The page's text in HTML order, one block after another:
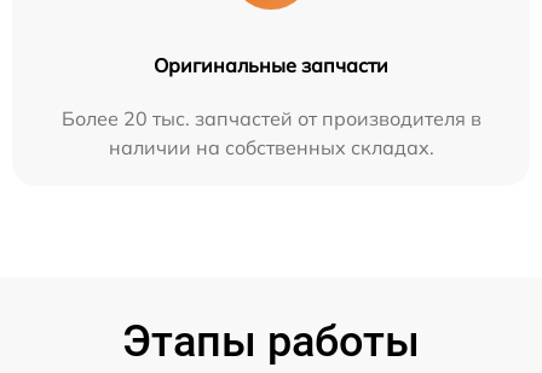
Оригинальные запчасти
Более 20 тыс. запчастей от производителя в
наличии на собственных складах.
Этапы работы